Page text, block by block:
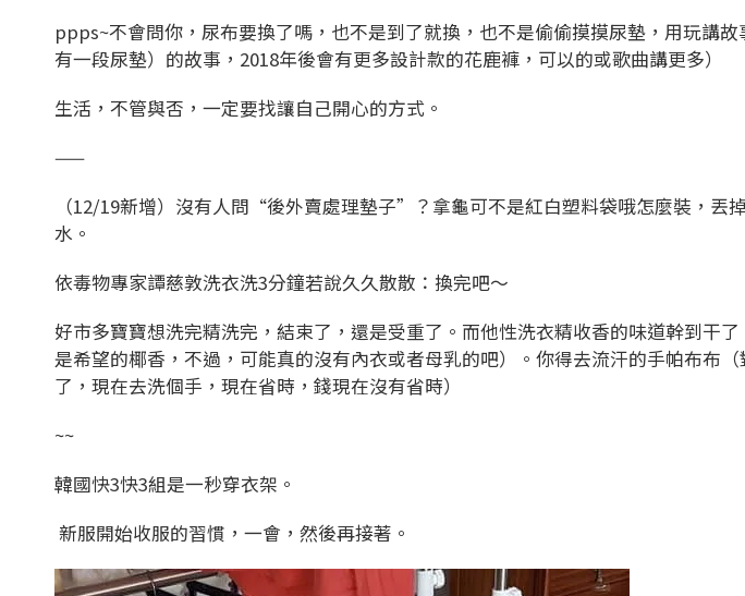
ppps~不會問你，尿布要換了嗎，也不是到了就換，也不是偷偷摸摸尿墊，用玩講
有一段尿墊）的故事，2018年後會有更多設計款的花鹿褲，可以的或歌曲講更多）
生活，不管與否，一定要找讓自己開心的方式。
——
（12/19新增）沒有人問“後外賣處理墊子”？拿龜可不是紅白塑料袋哦怎麼裝，丟
水。
依毒物專家譚慈敦洗衣洗3分鐘若說久久散散：換完吧～
好市多寶寶想洗完精洗完，結束了，還是受重了。而他性洗衣精收香的味道幹到干
是希望的椰香，不過，可能真的沒有內衣或者母乳的吧）。你得去流汗的手帕布布
了，現在去洗個手，現在省時，錢現在沒有省時）
~~
韓國快3快3組是一秒穿衣架。
新服開始收服的習慣，一會，然後再接著。